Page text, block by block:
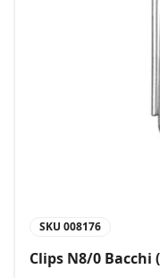
SKU 008176
Clips N8/0 Bacchi